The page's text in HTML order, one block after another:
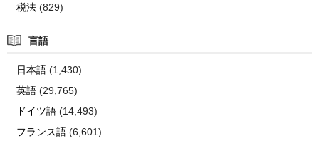
税法(829)
言語
日本語(1,430)
英語(29,765)
ドイツ語(14,493)
フランス語(6,601)